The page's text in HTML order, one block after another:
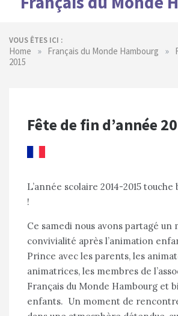
VOUS ÊTES ICI :
Home » Français du Monde Hambourg »
2015
Fête de fin d’année
L’année scolaire 2014-2015
!
Ce samedi nous avons partagé un
convivialité après l’animation
Prince avec les parents, les
animatrices, les membres de
Français du Monde Hambourg et
enfants. Un moment de